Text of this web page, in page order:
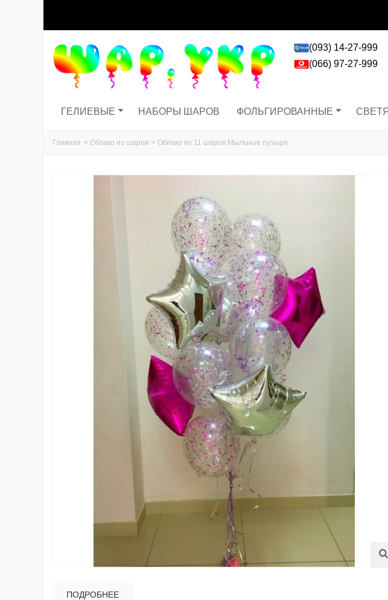
(093) 14-27-999
(066) 97-27-999
ГЕЛИЕВЫЕ НАБОРЫ ШАРОВ ФОЛЬГИРОВАННЫЕ
Главная > Облако из шаров > Облако из 11 шаров Мыльные пузыри
ПОДРОБНЕЕ